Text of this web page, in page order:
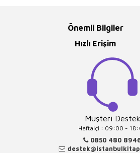
Önemli Bilgiler
Hızlı Erişim
Müşteri Destek
Haftaiçi : 09:00 -
0850 480